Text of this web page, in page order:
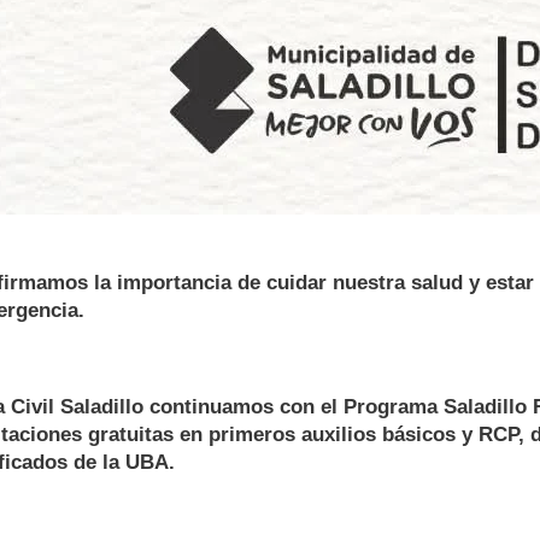
la importancia de cuidar nuestra salud y estar
Civil Saladillo continuamos con el Programa Saladillo
gratuitas en primeros auxilios básicos y RCP,
de la UBA.